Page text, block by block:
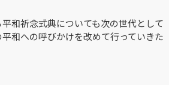
和祈念式典についても次の世代として
和への呼びかけを改めて行っていきた